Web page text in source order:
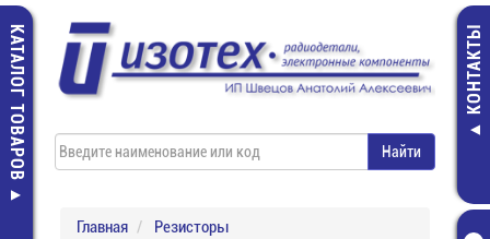
КАТАЛОГ ТОВАРОВ КОНТАКТЫ
Главная
Резисторы